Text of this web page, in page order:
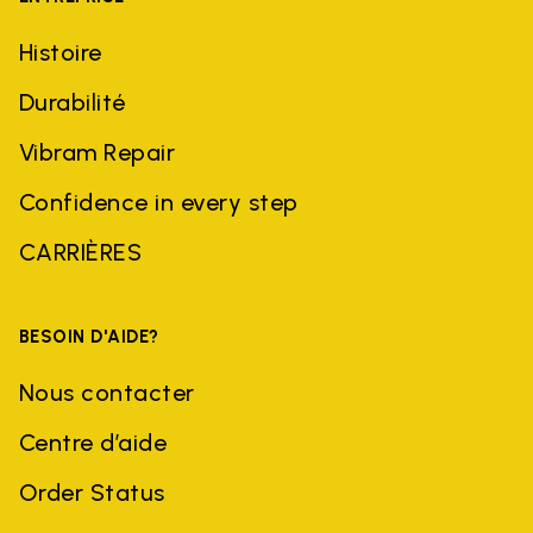
Histoire
Durabilité
Vibram Repair
Confidence in every step
CARRIÈRES
BESOIN D'AIDE?
Nous contacter
Centre d’aide
Order Status